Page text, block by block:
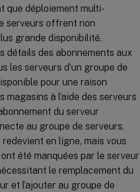
que déploiement multi-
serveurs offrent non
grande disponibilité.
des abonnements aux
les serveurs d’un groupe de
pour une raison
à l’aide des serveurs
du serveur
au groupe de serveurs.
en ligne, mais vous
été manquées par le serveur
le remplacement du
et l’ajouter au groupe de